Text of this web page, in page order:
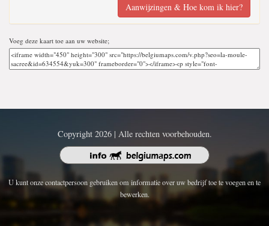
Aanwijzingen & Hoe kom ik hier?
Voeg deze kaart toe aan uw website;
Copyright 2026 | Alle rechten voorbehouden.
U kunt onze contactpersoon gebruiken om informatie over uw bedrijf toe te voegen en te
bewerken.